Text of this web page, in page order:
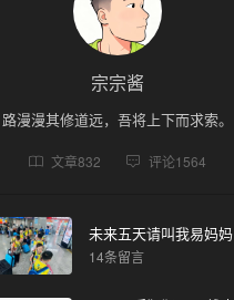
宗宗酱
路漫漫其修道远，吾将上下而求索。
文章832 评论1564
未来五天请叫我易妈妈
14条留言